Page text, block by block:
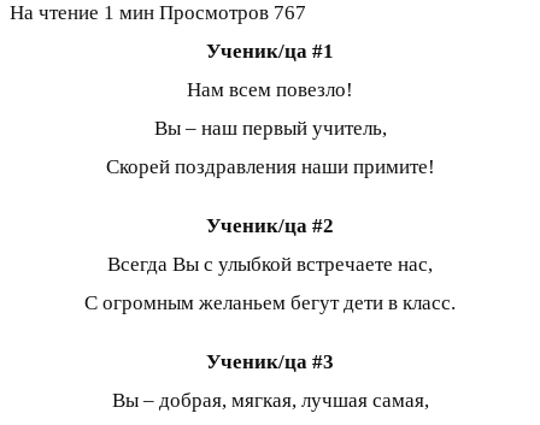
На чтение 1 мин Просмотров 767
Ученик/ца #1
Нам всем повезло!
Вы – наш первый учитель,
Скорей поздравления наши примите!
Ученик/ца #2
Всегда Вы с улыбкой встречаете нас,
С огромным желаньем бегут дети в класс.
Ученик/ца #3
Вы – добрая, мягкая, лучшая самая,